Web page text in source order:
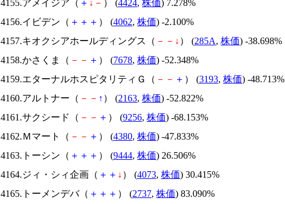
4155.アメイジア（ ＋ ↓ － ） (4424, 株価) 7.278%
4156.イビデン（ ＋ ＋ ＋ ） (4062, 株価) -2.100%
4157.キオクシアホールディングス（ － － ↓ ） (285A, 株価) -38.698%
4158.かさくま（ － － ＋ ） (7678, 株価) -52.348%
4159.エターナルホスピタリティＧ（ － － ＋ ） (3193, 株価) -48.713%
4160.アルトナー（ － － ↑ ） (2163, 株価) -52.822%
4161.サクシード（ － － ＋ ） (9256, 株価) -68.153%
4162.Ｍマート（ － － ＋ ） (4380, 株価) -47.833%
4163.トーシン（ ＋ ＋ ＋ ） (9444, 株価) 26.506%
4164.ジィ・シィ企画（ ＋ ＋ ↓ ） (4073, 株価) 30.415%
4165.トーメンデバ（ ＋ ＋ ＋ ） (2737, 株価) 83.090%